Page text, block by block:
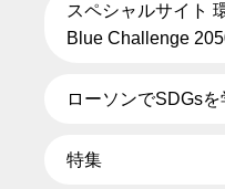
スペシャルサイト
Blue Challenge
ローソンでSDGs
特集